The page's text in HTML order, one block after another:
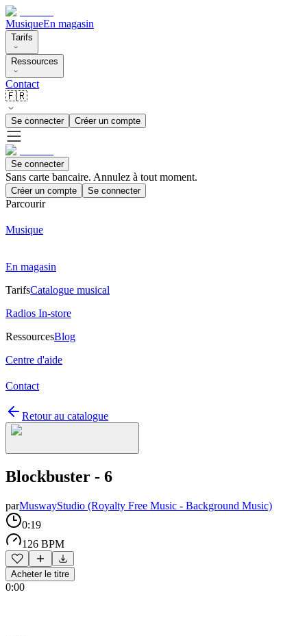
MusiqueEn magasin
Tarifs
Ressources
Contact
🇫🇷
Se connecter Créer un compte
Se connecter
Sans carte bancaire. Annulez à tout moment.
Créer un compte Se connecter
Parcourir
Musique
En magasin
TarifsCatalogue musical
Radios In-store
RessourcesBlog
Centre d'aide
Contact
Retour au catalogue
Blockbuster - 6
parMuswayStudio (Royalty Free Music - Background Music)
0:19
126 BPM
Acheter le titre
0:00